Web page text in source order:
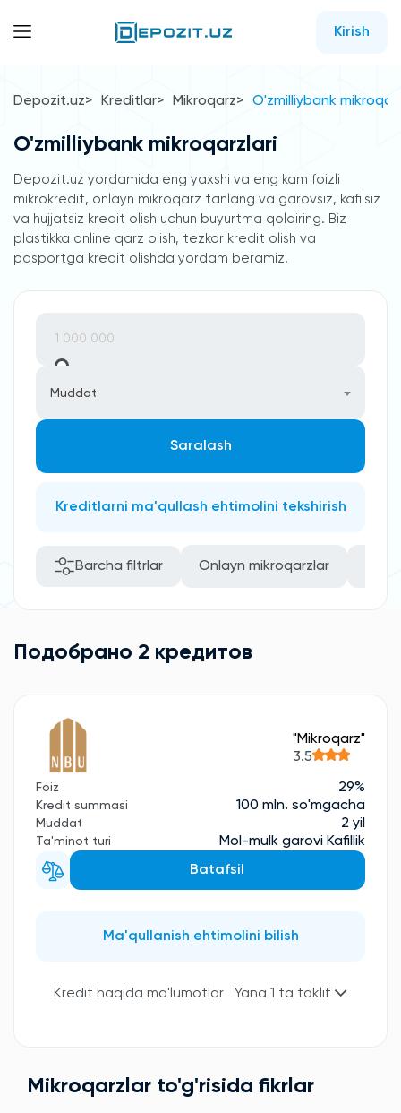
Kirish
Depozit.uz Kreditlar Mikroqarz O'zmilliybank
O'zmilliybank mikroqarzlari
Depozit.uz yordamida eng yaxshi va eng kam foizli
mikrokredit, onlayn mikroqarz tanlang va garovsiz, kafilsiz
va hujjatsiz kredit olish uchun buyurtma qoldiring. Biz
plastikka online qarz olish, tezkor kredit olish va
pasportga kredit olishda yordam beramiz.
Muddat
Saralash
Kreditlarni ma'qullash ehtimolini tekshirish
Barcha filtrlar Onlayn mikroqarzlar
Подобрано 2 кредитов
"Mikroqarz"
3.5
Foiz 29%
Kredit summasi 100 mln. so'mgacha
Muddat 2 yil
Ta'minot turi
Mol-mulk garovi Kafillik
Batafsil
Ma'qullanish ehtimolini bilish
Kredit haqida ma'lumotlar Yana 1 ta taklif
Mikroqarzlar to'g'risida fikrlar